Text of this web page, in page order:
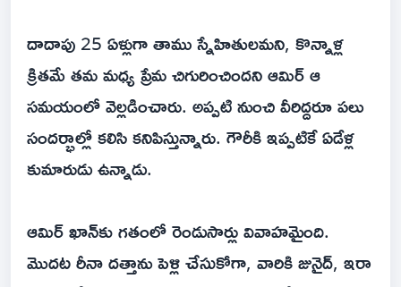
దాదాపు 25 ఏళ్లుగా తాము స్నేహితులమని, కొన్నాళ్ల
క్రితమే తమ మధ్య ప్రేమ చిగురించిందని ఆమిర్ ఆ
సమయంలో వెల్లడించారు. అప్పటి నుంచి వీరిద్దరూ పలు
సందర్భాల్లో కలిసి కనిపిస్తున్నారు. గౌరీకి ఇప్పటికే ఏడేళ్ల
కుమారుడు ఉన్నాడు.
ఆమిర్ ఖాన్‌కు గతంలో రెండుసార్లు వివాహమైంది.
మొదట రీనా దత్తాను పెళ్లి చేసుకోగా, వారికి జునైద్, ఇరా